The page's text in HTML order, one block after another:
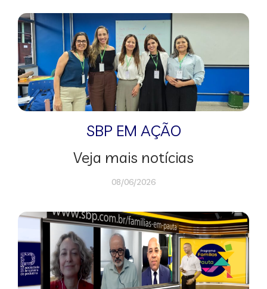
SBP EM AÇÃO
Veja mais notícias
08/06/2026